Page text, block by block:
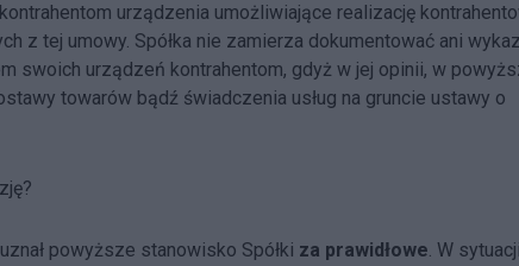
urządzenia umożliwiające realizację
z tej umowy. Spółka nie zamierza dokumentować ani
swoich urządzeń kontrahentom, gdyż w jej opinii, w
towarów bądź świadczenia usług na gruncie ustawy o
powyższe stanowisko Spółki za prawidłowe. W